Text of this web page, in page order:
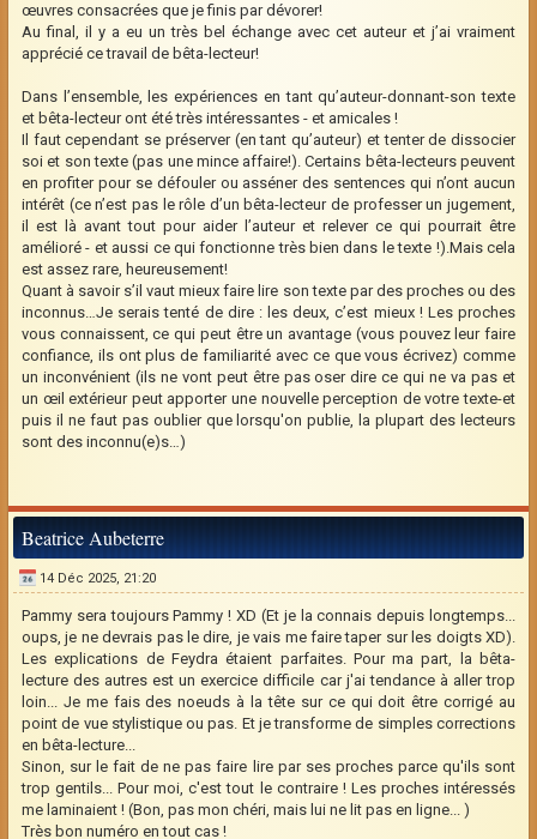
œuvres consacrées que je finis par dévorer!
Au final, il y a eu un très bel échange avec cet auteur et j’ai vraiment
apprécié ce travail de bêta-lecteur!
Dans l’ensemble, les expériences en tant qu’auteur-donnant-son texte
et bêta-lecteur ont été très intéressantes - et amicales !
Il faut cependant se préserver (en tant qu’auteur) et tenter de dissocier
soi et son texte (pas une mince affaire!). Certains bêta-lecteurs peuvent
en profiter pour se défouler ou asséner des sentences qui n’ont aucun
intérêt (ce n’est pas le rôle d’un bêta-lecteur de professer un jugement,
il est là avant tout pour aider l’auteur et relever ce qui pourrait être
amélioré - et aussi ce qui fonctionne très bien dans le texte !).Mais cela
est assez rare, heureusement!
Quant à savoir s’il vaut mieux faire lire son texte par des proches ou des
inconnus…Je serais tenté de dire : les deux, c’est mieux ! Les proches
vous connaissent, ce qui peut être un avantage (vous pouvez leur faire
confiance, ils ont plus de familiarité avec ce que vous écrivez) comme
un inconvénient (ils ne vont peut être pas oser dire ce qui ne va pas et
un œil extérieur peut apporter une nouvelle perception de votre texte-et
puis il ne faut pas oublier que lorsqu'on publie, la plupart des lecteurs
sont des inconnu(e)s…)
Beatrice Aubeterre
14 Déc 2025, 21:20
Pammy sera toujours Pammy ! XD (Et je la connais depuis longtemps...
oups, je ne devrais pas le dire, je vais me faire taper sur les doigts XD).
Les explications de Feydra étaient parfaites. Pour ma part, la bêta-
lecture des autres est un exercice difficile car j'ai tendance à aller trop
loin... Je me fais des noeuds à la tête sur ce qui doit être corrigé au
point de vue stylistique ou pas. Et je transforme de simples corrections
en bêta-lecture...
Sinon, sur le fait de ne pas faire lire par ses proches parce qu'ils sont
trop gentils... Pour moi, c'est tout le contraire ! Les proches intéressés
me laminaient ! (Bon, pas mon chéri, mais lui ne lit pas en ligne... )
Très bon numéro en tout cas !